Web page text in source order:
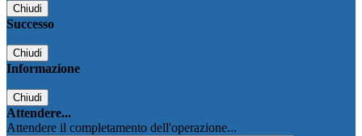
Chiudi
Successo
Chiudi
Informazione
Chiudi
Attendere...
Attendere il completamento dell'operazione...